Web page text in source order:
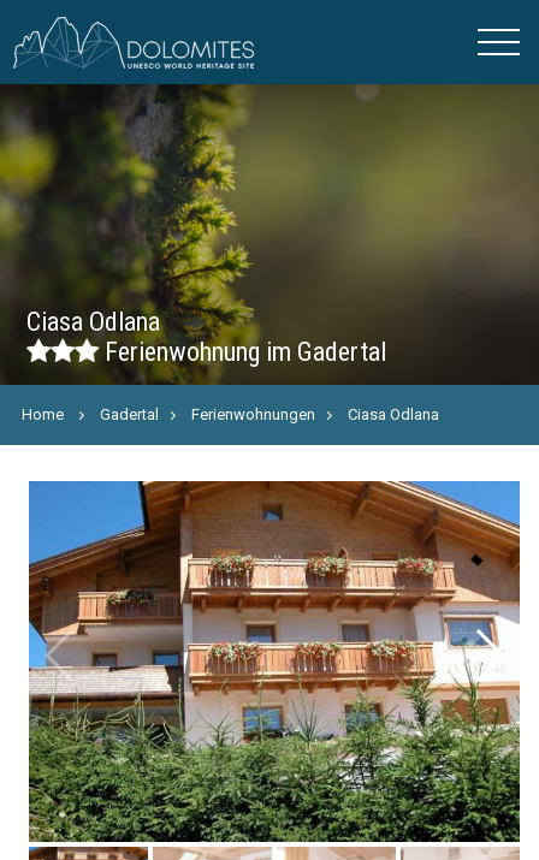
Ciasa Odlana
Ferienwohnung im Gadertal
Home Gadertal Ferienwohnungen Ciasa Odlana